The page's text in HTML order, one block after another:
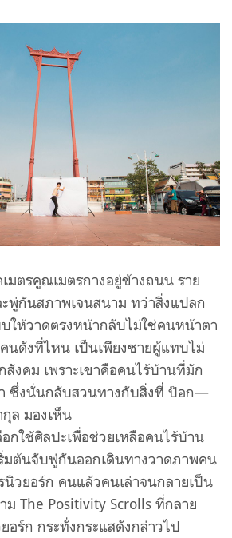
มตรคูณเมตรกางอยู่ข้างถนน ราย
พู่กันสภาพเจนสนาม ทว่าสิ่งแปลก
ให้วาดตรงหน้ากลับไม่ใช่คนหน้าตา
นดังที่ไหน เป็นเพียงชายผู้แทบไม่
สังคม เพราะเขาคือคนไร้บ้านที่มัก
ซึ่งนั่นกลับสวนทางกับสิ่งที่ ป๊อก—
ล มองเห็น
กใช้ศิลปะเพื่อช่วยเหลือคนไร้บ้าน
มต้นจับพู่กันออกเดินทางวาดภาพคน
วยอร์ก คนแล้วคนเล่าจนกลายเป็น
ม The Positivity Scrolls ที่กลาย
อร์ก กระทั่งกระแสดังกล่าวไป